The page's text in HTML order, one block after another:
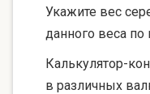
Укажите вес
данного веса
Калькулятор-
в различных